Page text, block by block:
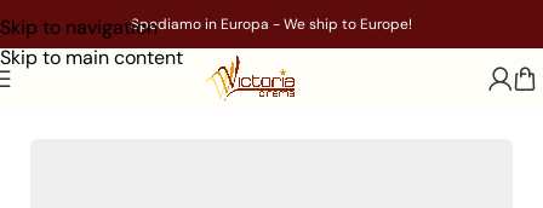
Skip to navigation
Skip to main content
Spediamo in Europa - We ship to Europe!